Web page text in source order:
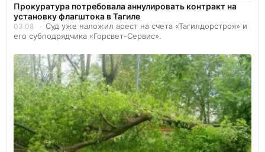
Прокуратура потребовала аннулировать контракт на
установку флагштока в Тагиле
03.08
Суд уже наложил арест на счета «Тагилдорстроя» и
его субподрядчика «Горсвет-Сервис».